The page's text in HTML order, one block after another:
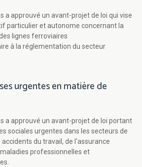
a approuvé un avant-projet de loi qui vise
particulier et autonome concernant la
lignes ferroviaires
à la réglementation du secteur
urgentes en matière de
a approuvé un avant-projet de loi portant
sociales urgentes dans les secteurs de
du travail, de l'assurance
professionnelles et